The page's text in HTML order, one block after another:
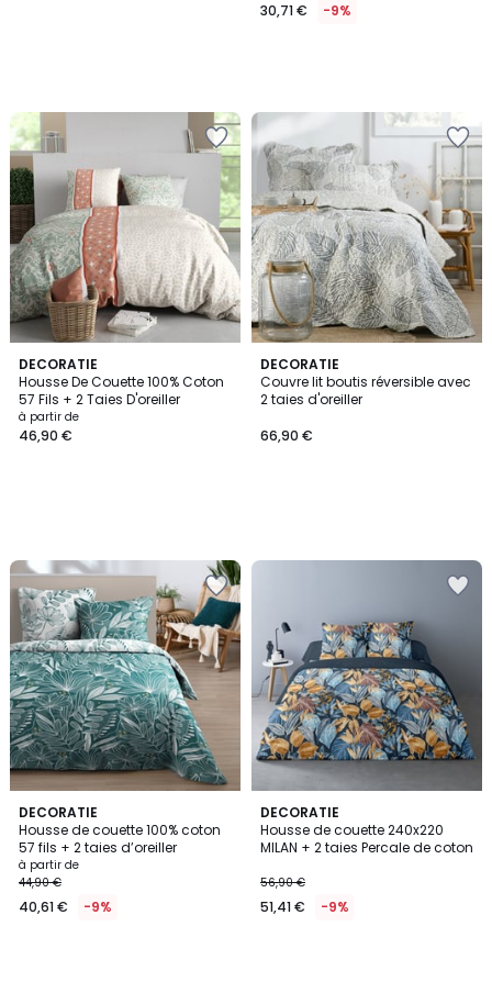
30,71 € -9%
DECORATIE
Housse De Couette 100% Coton
57 Fils + 2 Taies D'oreiller
à partir de
46,90 €
DECORATIE
Couvre lit boutis réversible avec
2 taies d'oreiller
66,90 €
DECORATIE
Housse de couette 100% coton
57 fils + 2 taies d’oreiller
à partir de
44,90 €
40,61 € -9%
DECORATIE
Housse de couette 240x220
MILAN + 2 taies Percale de coton
56,90 €
51,41 € -9%